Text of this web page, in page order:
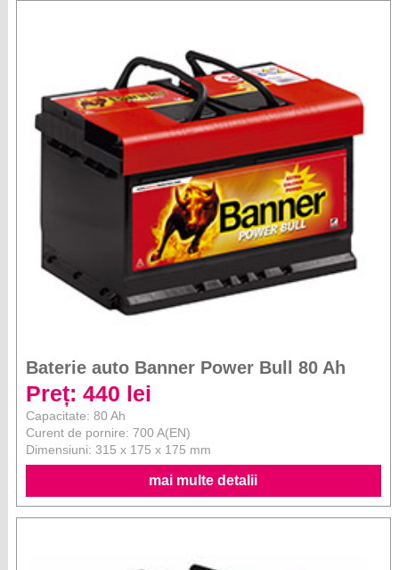
Baterie auto Banner Power Bull 80 Ah
Preț: 440 lei
Capacitate: 80 Ah
Curent de pornire: 700 A(EN)
Dimensiuni: 315 x 175 x 175 mm
mai multe detalii